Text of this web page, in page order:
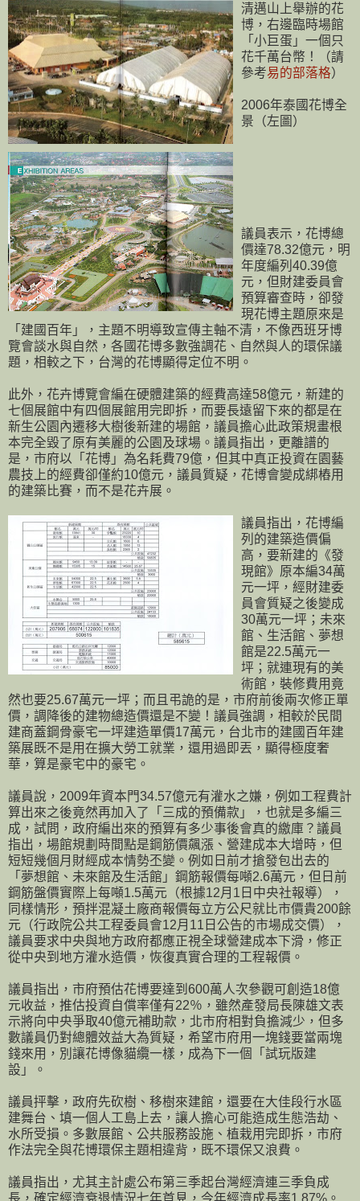
清邁山上舉辦的花
博，右邊臨時場館
「小巨蛋」一個只
花千萬台幣！（請
參考易的部落格）
2006年泰國花博全
景（左圖）
議員表示，花博總
價達78.32億元，明
年度編列40.39億
元，但財建委員會
預算審查時，卻發
現花博主題原來是
「建國百年」，主題不明導致宣傳主軸不清，不像西班牙博
覽會談水與自然，各國花博多數強調花、自然與人的環保議
題，相較之下，台灣的花博顯得定位不明。
此外，花卉博覽會編在硬體建築的經費高達58億元，新建的
七個展館中有四個展館用完即拆，而要長遠留下來的都是在
新生公園內遷移大樹後新建的場館，議員擔心此政策規畫根
本完全毀了原有美麗的公園及球場。議員指出，更離譜的
是，市府以「花博」為名耗費79億，但其中真正投資在園藝
農技上的經費卻僅約10億元，議員質疑，花博會變成綁樁用
的建築比賽，而不是花卉展。
議員指出，花博編
列的建築造價偏
高，要新建的《發
現館》原本編34萬
元一坪，經財建委
員會質疑之後變成
30萬元一坪；未來
館、生活館、夢想
館是22.5萬元一
坪；就連現有的美
術館，裝修費用竟
然也要25.67萬元一坪；而且弔詭的是，市府前後兩次修正單
價，調降後的建物總造價還是不變！議員強調，相較於民間
建商蓋鋼骨豪宅一坪建造單價17萬元，台北市的建國百年建
築展既不是用在擴大勞工就業，還用過即丟，顯得極度奢
華，算是豪宅中的豪宅。
議員說，2009年資本門34.57億元有灌水之嫌，例如工程費計
算出來之後竟然再加入了「三成的預備款」，也就是多編三
成，試問，政府編出來的預算有多少事後會真的繳庫？議員
指出，場館規劃時間點是鋼筋價飆漲、營建成本大增時，但
短短幾個月財經成本情勢丕變。例如日前才搶發包出去的
「夢想館、未來館及生活館」鋼筋報價每噸2.6萬元，但日前
鋼筋盤價實際上每噸1.5萬元（根據12月1日中央社報導），
同樣情形，預拌混凝土廠商報價每立方公尺就比市價貴200餘
元（行政院公共工程委員會12月11日公告的市場成交價），
議員要求中央與地方政府都應正視全球營建成本下滑，修正
從中央到地方灌水造價，恢復真實合理的工程報價。
議員指出，市府預估花博要達到600萬人次參觀可創造18億
元收益，推估投資自償率僅有22％，雖然產發局長陳雄文表
示將向中央爭取40億元補助款，北市府相對負擔減少，但多
數議員仍對總體效益大為質疑，希望市府用一塊錢要當兩塊
錢來用，別讓花博像貓纜一樣，成為下一個「試玩版建
設」。
議員抨擊，政府先砍樹、移樹來建館，還要在大佳段行水區
建舞台、填一個人工島上去，讓人擔心可能造成生態浩劫、
水所受損。多數展館、公共服務設施、植栽用完即拆，市府
作法完全與花博環保主題相違背，既不環保又浪費。
議員指出，尤其主計處公布第三季起台灣經濟連三季負成
長，確定經濟衰退情況七年首見，今年經濟成長率1.87%。